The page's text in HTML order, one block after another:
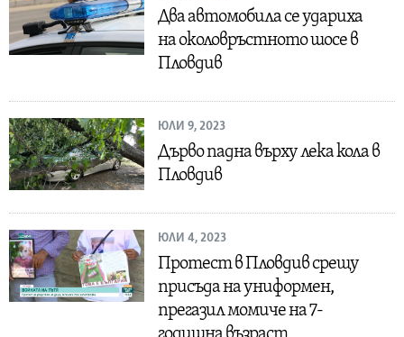
Два автомобила се удариха
на околовръстното шосе в
Пловдив
ЮЛИ 9, 2023
Дърво падна върху лека кола в
Пловдив
ЮЛИ 4, 2023
Протест в Пловдив срещу
присъда на униформен,
прегазил момиче на 7-